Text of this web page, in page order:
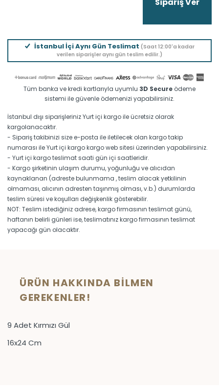
İstanbul İçi Aynı Gün Teslimat (Saat 12:00'a kadar
verilen siparişler aynı gün teslim edilir.)
Tüm banka ve kredi kartlarıyla uyumlu 3D Secure ödeme
sistemi ile güvenle ödemenizi yapabilirsiniz.
İstanbul dışı siparişleriniz Yurt içi kargo ile ücretsiz olarak
kargolanacaktır.
- Sipariş takibinizi size e-posta ile iletilecek olan kargo takip
numarası ile Yurt içi kargo kargo web sitesi üzerinden yapabilirsiniz.
- Yurt içi kargo teslimat saati gün içi saatleridir.
- Kargo şirketinin ulaşım durumu, yoğunluğu ve alıcıdan
kaynaklanan (adreste bulunmama , teslim alacak yetkilinin
olmaması, alıcının adresten taşınmış olması, v.b.) durumlarda
teslim süresi ve koşulları değişkenlik gösterebilir.
NOT: Teslim istediğiniz adrese, kargo firmasının teslimat günü,
haftanın belirli günleri ise, teslimatınız kargo firmasının teslimat
yapacağı gün olacaktır.
ÜRÜN HAKKINDA BILMEN
GEREKENLER!
9 Adet Kırmızı Gül
16x24 Cm